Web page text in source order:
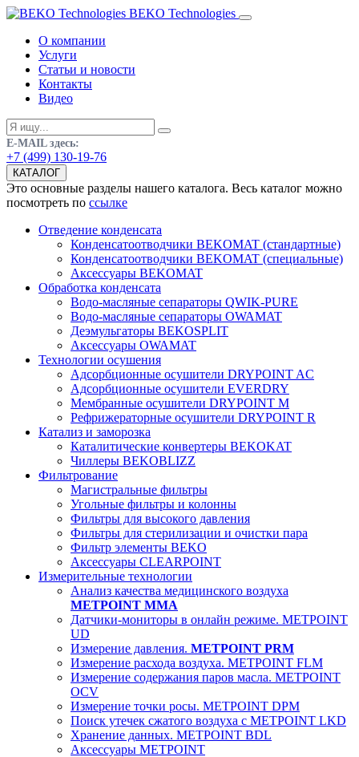
BEKO Technologies
О компании
Услуги
Статьи и новости
Контакты
Видео
E-MAIL здесь:
+7 (499) 130-19-76
КАТАЛОГ
Это основные разделы нашего каталога. Весь каталог можно
посмотреть по ссылке
Отведение конденсата
Конденсатоотводчики BEKOMAT (стандартные)
Конденсатоотводчики BEKOMAT (специальные)
Аксессуары BEKOMAT
Обработка конденсата
Водо-масляные сепараторы QWIK-PURE
Водо-масляные сепараторы OWAMAT
Деэмульгаторы BEKOSPLIT
Аксессуары OWAMAT
Технологии осушения
Адсорбционные осушители DRYPOINT AC
Адсорбционные осушители EVERDRY
Мембранные осушители DRYPOINT M
Рефрижераторные осушители DRYPOINT R
Катализ и заморозка
Каталитические конвертеры BEKOKAT
Чиллеры BEKOBLIZZ
Фильтрование
Магистральные фильтры
Угольные фильтры и колонны
Фильтры для высокого давления
Фильтры для стерилизации и очистки пара
Фильтр элементы BEKO
Аксессуары CLEARPOINT
Измерительные технологии
Анализ качества медицинского воздуха
METPOINT MMA
Датчики-мониторы в онлайн режиме. METPOINT
UD
Измерение давления. METPOINT PRM
Измерение расхода воздуха. METPOINT FLM
Измерение содержания паров масла. METPOINT
OCV
Измерение точки росы. METPOINT DPM
Поиск утечек сжатого воздуха с METPOINT LKD
Хранение данных. METPOINT BDL
Аксессуары METPOINT